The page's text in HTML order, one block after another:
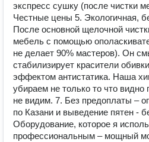
экспресс сушку (после чистки
Честные цены 5. Экологичная,
После основной щелочной
мебель с помощью
не делает 90% мастеров). Он
стабилизирует красители
эффектом антистатика. Наша
убираем не только то что видно
не видим. 7. Без предоплаты –
по Казани и выведение пятен -
Оборудование, которое я
профессиональным – мощный